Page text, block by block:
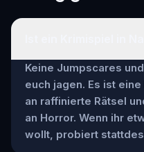
Keine Jumpscares
euch jagen. Es ist
an raffinierte Rätsel
an Horror. Wenn ihr
wollt, probiert